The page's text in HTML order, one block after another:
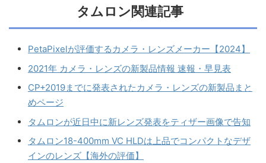
タムロン関連記事
PetaPixelが評価するカメラ・レンズメーカー【2024】
2021年 カメラ・レンズの新製品情報 速報・早見表
CP+2019までに発表されたカメラ・レンズの新製品まと
めページ
タムロンが近日中に新レンズ発表をティザー画像で告知
タムロン18-400mm VC HLDは上品でコンパクトなデザ
インのレンズ【海外の評価】